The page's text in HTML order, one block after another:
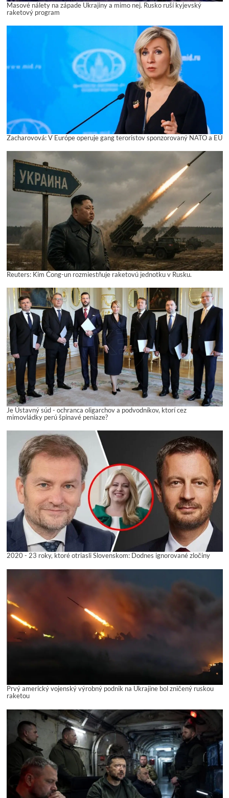
Masové nálety na západe Ukrajiny a mimo nej. Rusko ruší kyjevský
raketový program
Zacharovová: V Európe operuje gang teroristov sponzorovaný NATO a EÚ
Reuters: Kim Čong-un rozmiestňuje raketovú jednotku v Rusku.
Je Ústavný súd - ochranca oligarchov a podvodníkov, ktorí cez
mimovládky perú špinavé peniaze?
2020 - 23 roky, ktoré otriasli Slovenskom: Dodnes ignorované zločiny
Prvý americký vojenský výrobný podnik na Ukrajine bol zničený ruskou
raketou